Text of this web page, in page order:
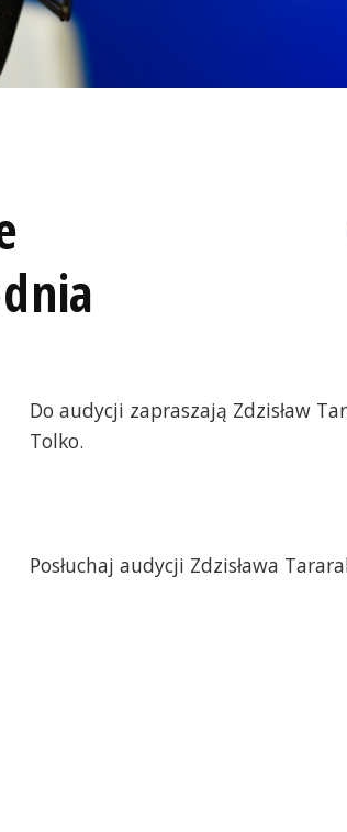
Do audycji zapraszają Zdzisław
Tolko.
Posłuchaj audycji Zdzisława